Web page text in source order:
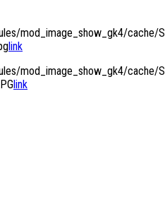
mod_image_show_gk4/cache/
link
mod_image_show_gk4/cache/
link